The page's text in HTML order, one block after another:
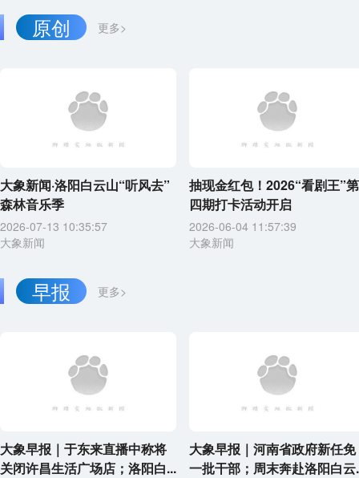
更多>
原创
大象新闻·洛阳白云山“听风去”
森林音乐季
2026-07-13 10:35:57
大象新闻
抽现金红包！2026“看剧王”第
四期打卡活动开启
2026-06-04 11:57:39
大象新闻
更多>
早报
大象早报｜于东来直播中称将
关闭许昌生活广场店；洛阳白...
大象早报｜河南省政府新任免
一批干部；周末奔赴洛阳白云